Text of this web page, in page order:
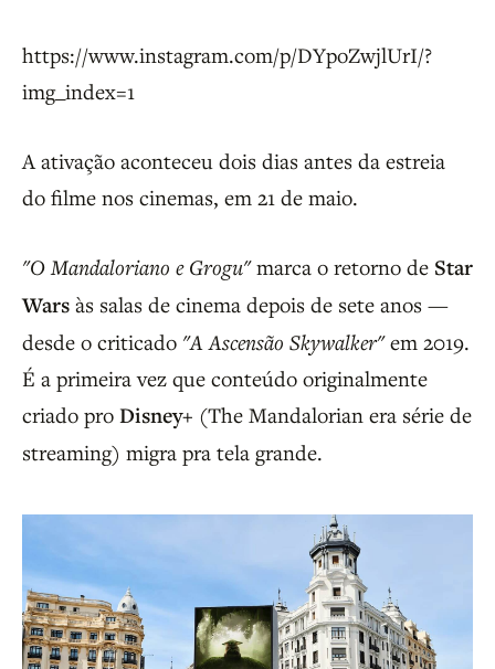
https://www.instagram.com/p/DYpoZwjlUrI/?
img_index=1
A ativação aconteceu dois dias antes da estreia
do filme nos cinemas, em 21 de maio.
"O Mandaloriano e Grogu"marca o retorno de Star
Wars às salas de cinema depois de sete anos —
desde o criticado "A Ascensão Skywalker"em 2019.
É a primeira vez que conteúdo originalmente
criado pro Disney+ (The Mandalorian era série de
streaming) migra pra tela grande.